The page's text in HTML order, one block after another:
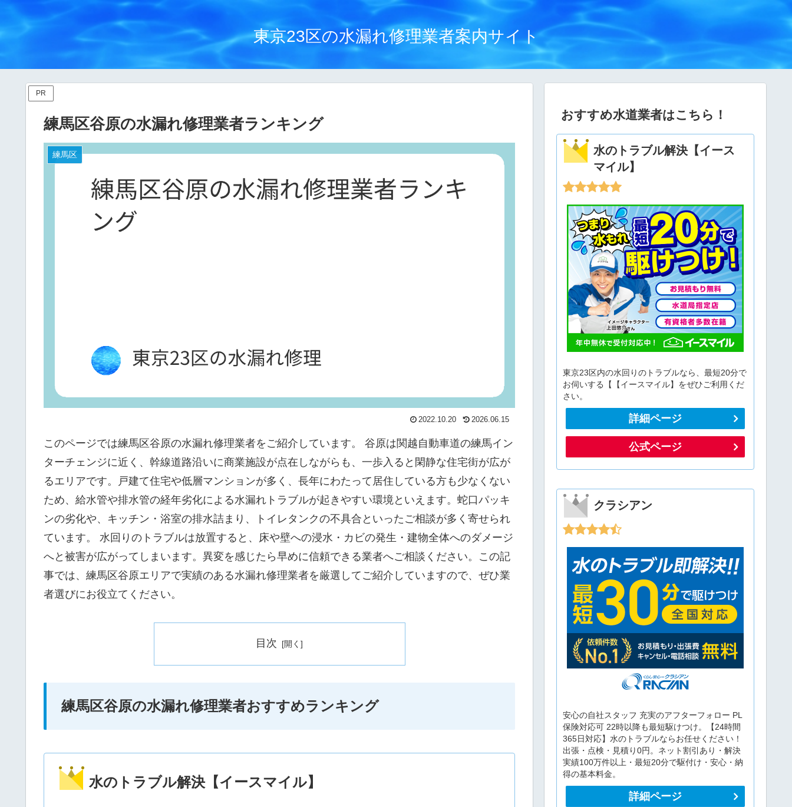
東京23区の水漏れ修理業者案内サイト
PR
練馬区谷原の水漏れ修理業者ランキング
練馬区
2022.10.20 2026.06.15
このページでは練馬区谷原の水漏れ修理業者をご紹介しています。 谷原は関越自動車道の練馬イン
ターチェンジに近く、幹線道路沿いに商業施設が点在しながらも、一歩入ると閑静な住宅街が広が
るエリアです。戸建て住宅や低層マンションが多く、長年にわたって居住している方も少なくない
ため、給水管や排水管の経年劣化による水漏れトラブルが起きやすい環境といえます。蛇口パッキ
ンの劣化や、キッチン・浴室の排水詰まり、トイレタンクの不具合といったご相談が多く寄せられ
ています。 水回りのトラブルは放置すると、床や壁への浸水・カビの発生・建物全体へのダメージ
へと被害が広がってしまいます。異変を感じたら早めに信頼できる業者へご相談ください。この記
事では、練馬区谷原エリアで実績のある水漏れ修理業者を厳選してご紹介していますので、ぜひ業
者選びにお役立てください。
目次
練馬区谷原の水漏れ修理業者おすすめランキング
水のトラブル解決【イースマイル】
おすすめ水道業者はこちら！
水のトラブル解決【イース
マイル】
東京23区内の水回りのトラブルなら、最短20分で
お伺いする【【イースマイル】をぜひご利用くだ
さい。
詳細ページ
公式ページ
クラシアン
安心の自社スタッフ 充実のアフターフォロー PL
保険対応可 22時以降も最短駆けつけ。【24時間
365日対応】水のトラブルならお任せください！
出張・点検・見積り0円。ネット割引あり・解決
実績100万件以上・最短20分で駆付け・安心・納
得の基本料金。
詳細ページ